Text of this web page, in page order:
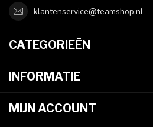
klantenservice@teamshop.nl
CATEGORIEËN
INFORMATIE
MIJN ACCOUNT